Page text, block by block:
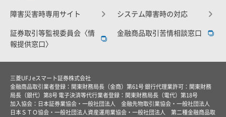
障害災害時専用サイト システム障害時の対応
証券取引等監視委員会〈情
報提供窓口〉
金融商品取引苦情相談窓口
三菱UFJ eスマート証券株式会社
金融商品取引業者登録：関東財務局長（金商）第61号 銀行代理業許可：関東財務
局長（銀代）第8号 電子決済等代行業者登録：関東財務局長（電代）第18号
加入協会：日本証券業協会・一般社団法人 金融先物取引業協会・一般社団法人
日本ＳＴＯ協会・一般社団法人資産運用業協会・一般社団法人 第二種金融商品取